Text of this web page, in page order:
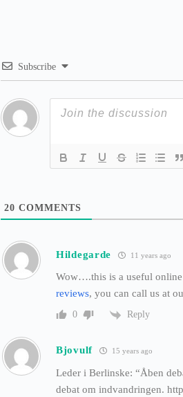
Subscribe
20 COMMENTS
Hildegarde 11 years ago
Wow….this is a useful online
reviews, you can call us at
0 Reply
Bjovulf 15 years ago
Leder i Berlinske: “Åben
debat om indvandringen.